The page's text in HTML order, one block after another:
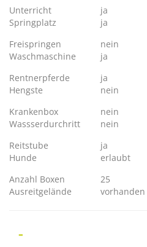
Unterricht
ja
Springplatz
ja
Freispringen
nein
Waschmaschine
ja
Rentnerpferde
ja
Hengste
nein
Krankenbox
nein
Wassserdurchritt
nein
Reitstube
ja
Hunde
erlaubt
Anzahl Boxen
25
Ausreitgelände
vorhanden
-